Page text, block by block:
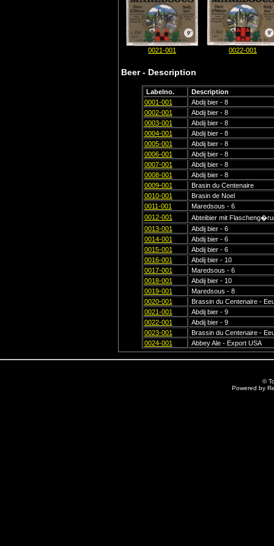
0021-001 0022-001
Beer - Description
Labelno.
Description
0001-001
Abdij bier - 8
0002-001
Abdij bier - 8
0003-001
Abdij bier - 8
0004-001
Abdij bier - 8
0005-001
Abdij bier - 8
0006-001
Abdij bier - 8
0007-001
Abdij bier - 8
0008-001
Abdij bier - 8
0009-001
Brasin du Centenaire
0010-001
Brasin de Noel
0011-001
Maredsous - 6
0012-001
Abteibier mit
0013-001
Abdij bier - 6
0014-001
Abdij bier - 6
0015-001
Abdij bier - 6
0016-001
Abdij bier - 10
0017-001
Maredsous - 6
0018-001
Abdij bier - 10
0019-001
Maredsous - 8
0020-001
Brassin du Centenaire -
0021-001
Abdij bier - 9
0022-001
Abdij bier - 9
0023-001
Brassin du Centenaire -
0024-001
Abbey Ale - Export USA
©
Powered by